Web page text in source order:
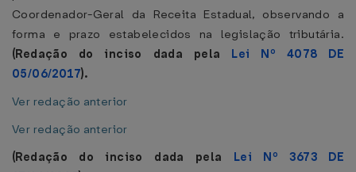
Coordenador-Geral da Receita Estadual, observando a
forma e prazo estabelecidos na legislação tributária.
(Redação do inciso dada pela Lei Nº 4078 DE
05/06/2017).
Ver redação anterior
Ver redação anterior
(Redação do inciso dada pela Lei Nº 3673 DE